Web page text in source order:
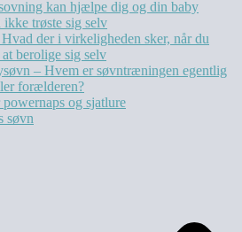
kan hjælpe dig og din baby
ikke trøste sig selv
der i virkeligheden sker, når du
berolige sig selv
– Hvem er søvntræningen egentlig
forælderen?
og sjatlure
søvn